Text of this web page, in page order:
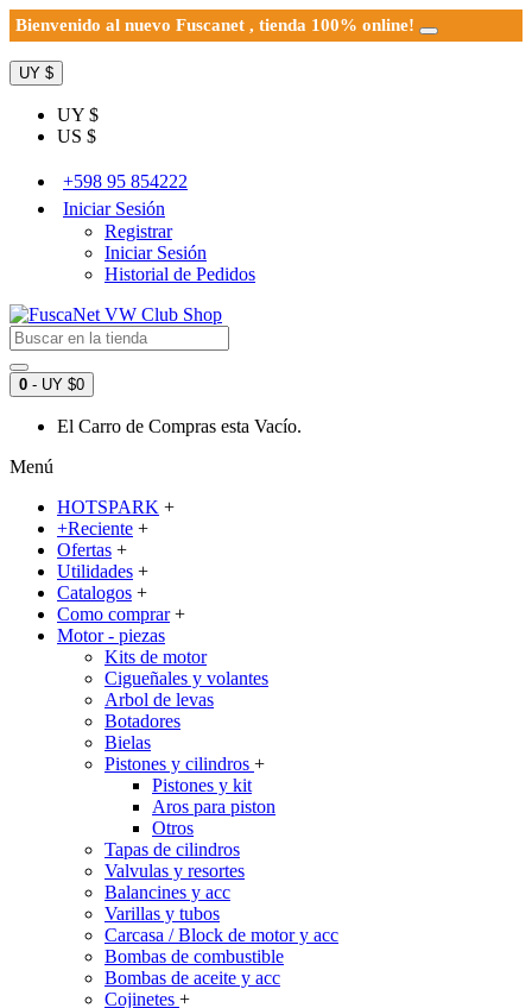
Bienvenido al nuevo Fuscanet , tienda 100% online!
UY $
UY $
US $
+598 95 854222
Iniciar Sesión
Registrar
Iniciar Sesión
Historial de Pedidos
0 - UY $0
El Carro de Compras esta Vacío.
Menú
HOTSPARK +
+Reciente +
Ofertas +
Utilidades +
Catalogos +
Como comprar +
Motor - piezas
Kits de motor
Cigueñales y volantes
Arbol de levas
Botadores
Bielas
Pistones y cilindros +
Pistones y kit
Aros para piston
Otros
Tapas de cilindros
Valvulas y resortes
Balancines y acc
Varillas y tubos
Carcasa / Block de motor y acc
Bombas de combustible
Bombas de aceite y acc
Cojinetes +